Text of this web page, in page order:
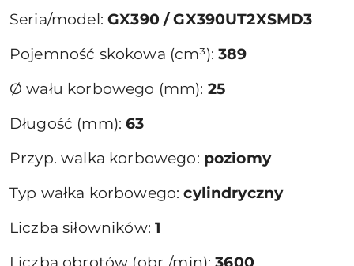
Seria/model:GX390 / GX390UT2XSMD3
Pojemność skokowa (cm³): 389
Ø wału korbowego (mm): 25
Długość (mm):63
Przyp. walka korbowego: poziomy
Typ wałka korbowego:cylindryczny
Liczba siłowników:1